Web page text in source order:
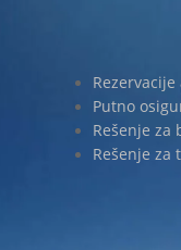
Putno
Rešenje za
Rešenje za